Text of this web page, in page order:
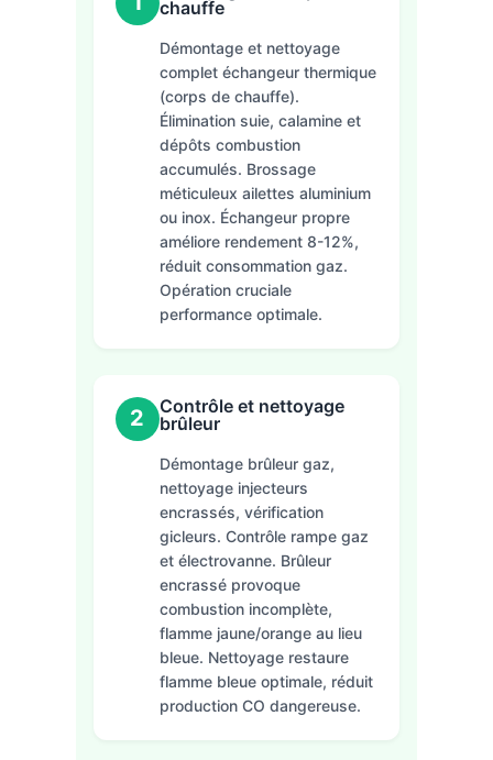
chauffe
Démontage et nettoyage
complet échangeur thermique
(corps de chauffe).
Élimination suie, calamine et
dépôts combustion
accumulés. Brossage
méticuleux ailettes aluminium
ou inox. Échangeur propre
améliore rendement 8-12%,
réduit consommation gaz.
Opération cruciale
performance optimale.
2
Contrôle et nettoyage
brûleur
Démontage brûleur gaz,
nettoyage injecteurs
encrassés, vérification
gicleurs. Contrôle rampe gaz
et électrovanne. Brûleur
encrassé provoque
combustion incomplète,
flamme jaune/orange au lieu
bleue. Nettoyage restaure
flamme bleue optimale, réduit
production CO dangereuse.